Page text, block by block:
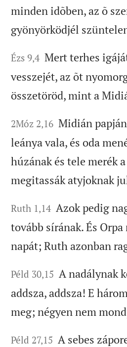
minden idõben, az õ
gyönyörködjél
Ézs 9,4 Mert terhes
vesszejét, az õt
összetöröd, mint a
2Móz 2,16 Midián
leánya vala, és oda
húzának és tele merék
megitassák atyjoknak
Ruth 1,14 Azok pedig
tovább sírának. És
napát; Ruth azonban
Péld 30,15 A nadálynak
addsza, addsza! E
meg; négyen nem
Péld 27,15 A sebes